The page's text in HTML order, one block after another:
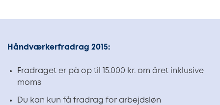
Håndværkerfradrag 2015:
Fradraget er på op til 15.000 kr. om året inklusive
moms
Du kan kun få fradrag for arbejdsløn